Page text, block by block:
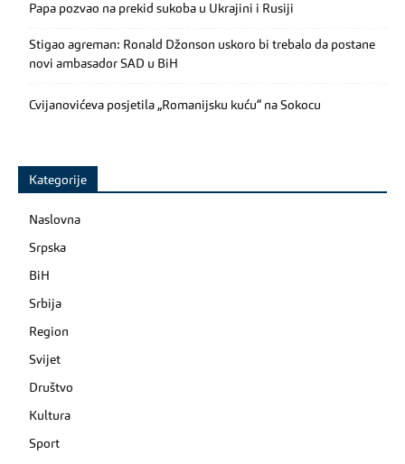
Papa pozvao na prekid sukoba u Ukrajini i Rusiji
Stigao agreman: Ronald Džonson uskoro bi trebalo da postane
novi ambasador SAD u BiH
Cvijanovićeva posjetila „Romanijsku kuću“ na Sokocu
Kategorije
Naslovna
Srpska
BiH
Srbija
Region
Svijet
Društvo
Kultura
Sport